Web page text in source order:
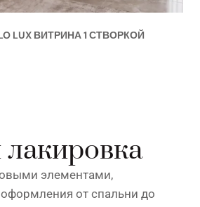
LUX ВИТРИНА 1 СТВОРКОЙ
элементами,
от спальни до